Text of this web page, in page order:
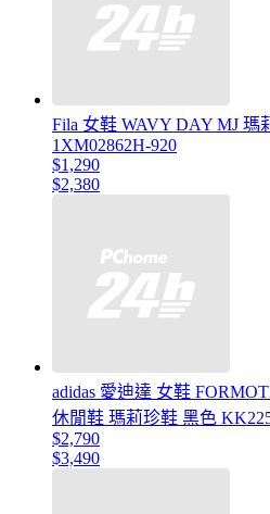
Fila 女鞋 WAVY DAY MJ 瑪
1XM02862H-920
$1,290
$2,380
adidas 愛迪達 女鞋
休閒鞋 瑪莉珍鞋 黑色
$2,790
$3,490